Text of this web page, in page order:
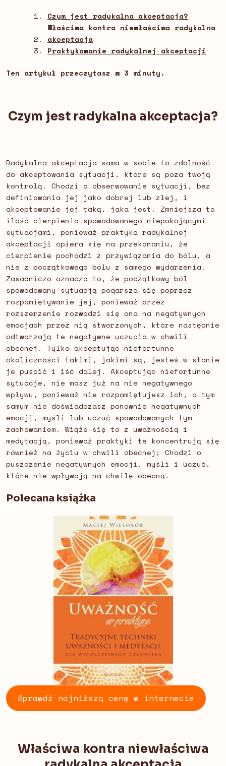
Czym jest radykalna akceptacja?
Właściwa kontra niewłaściwa radykalna
akceptacja
Praktykowanie radykalnej akceptacji
Ten artykuł przeczytasz w 3 minuty.
Czym jest radykalna akceptacja?
Radykalna akceptacja sama w sobie to zdolność
do akceptowania sytuacji, które są poza twoją
kontrolą. Chodzi o obserwowanie sytuacji, bez
definiowania jej jako dobrej lub złej, i
akceptowanie jej taką, jaka jest. Zmniejsza to
ilość cierpienia spowodowanego niepokojącymi
sytuacjami, ponieważ praktyka radykalnej
akceptacji opiera się na przekonaniu, że
cierpienie pochodzi z przywiązania do bólu, a
nie z początkowego bólu z samego wydarzenia.
Zasadniczo oznacza to, że początkowy ból
spowodowany sytuacją pogarsza się poprzez
rozpamiętywanie jej, ponieważ przez
rozszerzenie rozwodzi się ona na negatywnych
emocjach przez nią stworzonych, które następnie
odtwarzają te negatywne uczucia w chwili
obecnej. Tylko akceptując niefortunne
okoliczności takimi, jakimi są, jesteś w stanie
je puścić i iść dalej. Akceptując niefortunne
sytuacje, nie masz już na nie negatywnego
wpływu, ponieważ nie rozpamiętujesz ich, a tym
samym nie doświadczasz ponownie negatywnych
emocji, myśli lub uczuć spowodowanych tym
zachowaniem. Wiąże się to z uważnością i
medytacją, ponieważ praktyki te koncentrują się
również na życiu w chwili obecnej; Chodzi o
puszczenie negatywnych emocji, myśli i uczuć,
które nie wpływają na chwilę obecną.
Polecana książka
Sprawdź najniższą cenę w internecie
Właściwa kontra niewłaściwa